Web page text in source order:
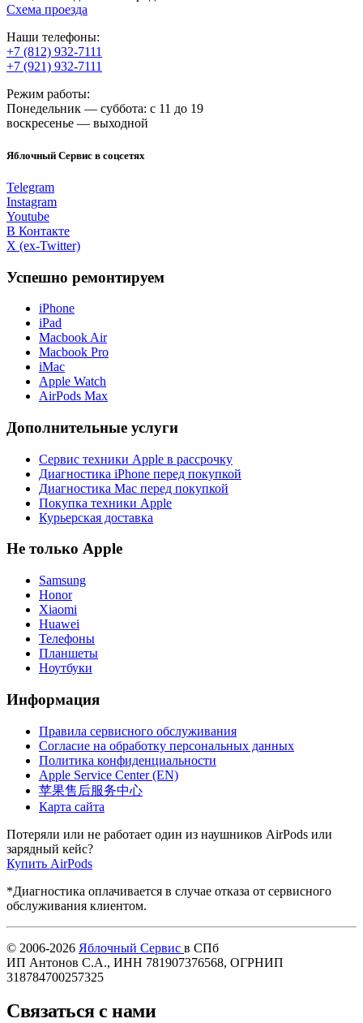
Схема проезда
Наши телефоны:
+7 (812) 932-7111
+7 (921) 932-7111
Режим работы:
Понедельник — суббота: с 11 до 19
воскресенье — выходной
Яблочный Сервис в соцсетях
Telegram
Instagram
Youtube
В Контакте
X (ex-Twitter)
Успешно ремонтируем
iPhone
iPad
Macbook Air
Macbook Pro
iMac
Apple Watch
AirPods Max
Дополнительные услуги
Сервис техники Apple в рассрочку
Диагностика iPhone перед покупкой
Диагностика Mac перед покупкой
Покупка техники Apple
Курьерская доставка
Не только Apple
Samsung
Honor
Xiaomi
Huawei
Телефоны
Планшеты
Ноутбуки
Информация
Правила сервисного обслуживания
Согласие на обработку персональных данных
Политика конфиденциальности
Apple Service Center (EN)
苹果售后服务中心
Карта сайта
Потеряли или не работает один из наушников AirPods или
зарядный кейс?
Купить AirPods
*Диагностика оплачивается в случае отказа от сервисного
обслуживания клиентом.
© 2006-2026 Яблочный Сервис в СПб
ИП Антонов С.А., ИНН 781907376568, ОГРНИП
318784700257325
Связаться с нами